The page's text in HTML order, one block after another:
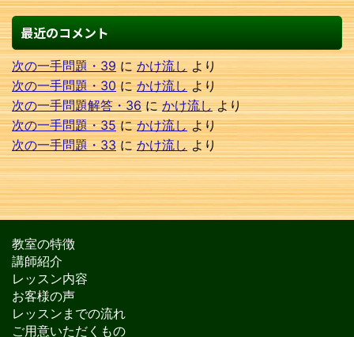
最近のコメント
次の一手問題・39にかけ流しより
次の一手問題・30にかけ流しより
次の一手問題解答・36にかけ流しより
次の一手問題・35にかけ流しより
次の一手問題・33にかけ流しより
教室の特徴
講師紹介
レッスン内容
お客様の声
レッスンまでの流れ
ご用意いただくもの